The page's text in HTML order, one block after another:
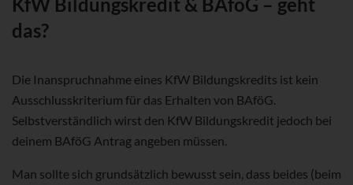
das?
Die Inanspruchnahme eines KfW Bildungskredits ist kein
Ausschlusskriterium für das Erhalten von BAföG.
Selbstverständlich wirst den KfW Bildungskredit jedoch bei
deinem BAföG Antrag angeben müssen.
Man sollte sich grundsätzlich bewusst sein, dass beides (beim